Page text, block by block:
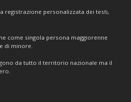
registrazione personalizzata dei testi,
come singola persona maggiorenne
di minore.
da tutto il territorio nazionale ma il